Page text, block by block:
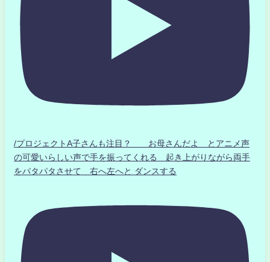
/プロジェクトA子さんも注目？ お母さんだよ とアニメ声
の可愛いらしい声で手を振ってくれる 起き上がりながら両手
をパタパタさせて 右へ左へと ダンスする